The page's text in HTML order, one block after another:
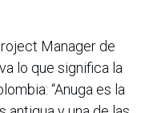
Manager de
lo que significa la
“Anuga es la